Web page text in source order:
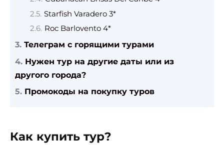
Starfish Varadero 3*
Roc Barlovento 4*
Телеграм с горящими турами
Нужен тур на другие даты или из
другого города?
Промокоды на покупку туров
Как купить тур?